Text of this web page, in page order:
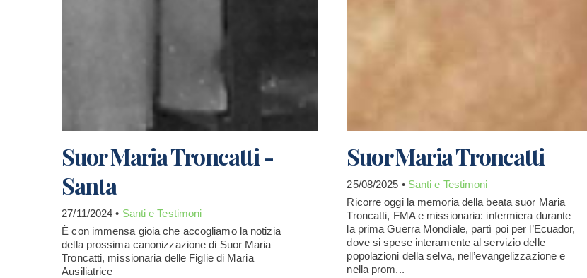
Suor Maria Troncatti -
Santa
27/11/2024 • Santi e Testimoni
È con immensa gioia che accogliamo la notizia
della prossima canonizzazione di Suor Maria
Troncatti, missionaria delle Figlie di Maria
Ausiliatrice
Suor Maria Troncatti
25/08/2025 • Santi e Testimoni
Ricorre oggi la memoria della beata suor Maria
Troncatti, FMA e missionaria: infermiera durante
la prima Guerra Mondiale, partì poi per l’Ecuador,
dove si spese interamente al servizio delle
popolazioni della selva, nell’evangelizzazione e
nella prom...